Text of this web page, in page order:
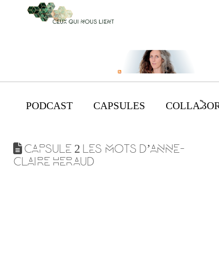
PODCAST CAPSULES
CAPSULE 2 LES MOTS D’ANNE-
CLAIRE HERAUD